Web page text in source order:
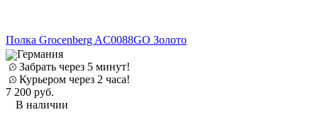
Полка Grocenberg AC0088GO Золото
Германия
Забрать через 5 минут!
Курьером через 2 часа!
7 200 руб.
В наличии